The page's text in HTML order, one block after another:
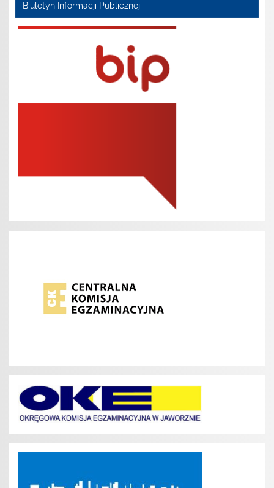
Biuletyn Informacji Publicznej